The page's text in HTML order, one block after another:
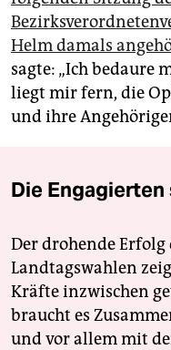
Helm damals
sagte: „Ich bedaure
liegt mir fern, die
und ihre
Die
Der drohende
Landtagswahlen
Kräfte inzwischen
braucht es
und vor allem mit